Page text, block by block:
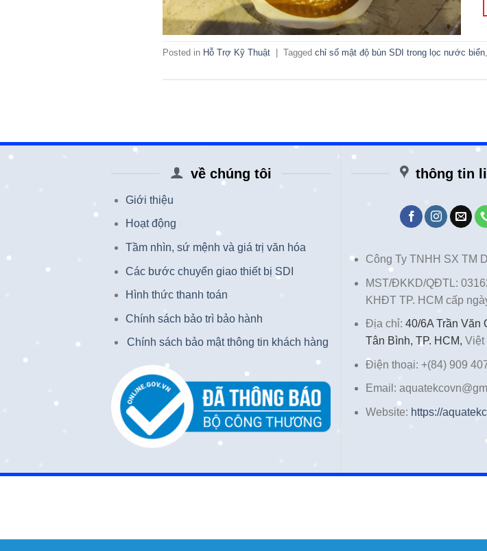
Posted in Hỗ Trợ Kỹ Thuật Tagged chỉ số mật độ bùn SDI trong lọc nước biển,
về chúng tôi
Giới thiệu
Hoạt động
Tầm nhìn, sứ mệnh và giá trị văn hóa
Các bước chuyển giao thiết bị SDI
Hình thức thanh toán
Chính sách bảo trì bảo hành
Chính sách bảo mật thông tin khách hàng
thông tin
Công Ty TNHH SX TM
MST/ĐKKD/QĐTL:
KHĐT TP. HCM cấp
Địa chỉ: 40/6A Trần Văn
Tân Bình, TP. HCM, Việt
Điện thoại: +(84) 909
Email:
Website: https://